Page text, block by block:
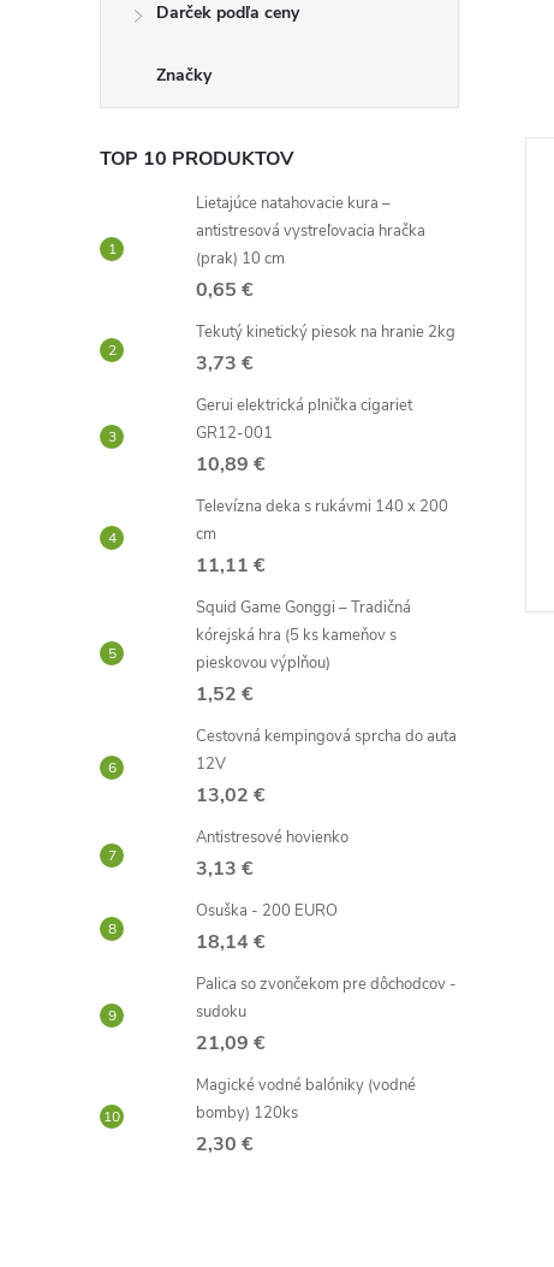
Darček podľa ceny
Značky
TOP 10 PRODUKTOV
Lietajúce natahovacie kura –
antistresová vystreľovacia hračka
(prak) 10 cm
0,65 €
Tekutý kinetický piesok na hranie 2kg
3,73 €
Gerui elektrická plnička cigariet
GR12-001
10,89 €
Televízna deka s rukávmi 140 x 200
cm
11,11 €
Squid Game Gonggi – Tradičná
kórejská hra (5 ks kameňov s
pieskovou výplňou)
1,52 €
Cestovná kempingová sprcha do auta
12V
13,02 €
Antistresové hovienko
3,13 €
Osuška - 200 EURO
18,14 €
Palica so zvončekom pre dôchodcov -
sudoku
21,09 €
Magické vodné balóniky (vodné
bomby) 120ks
2,30 €
DO KOŠÍKA
Pneumatikový termo hrnček
odosielame ihneď